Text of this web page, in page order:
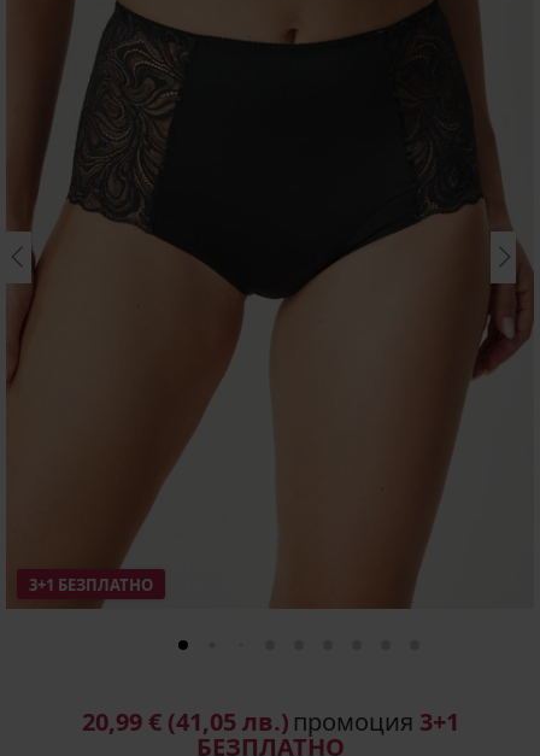
3+1 БЕЗПЛАТНО
20,99 € (41,05 лв.) промоция 3+1
БЕЗПЛАТНО